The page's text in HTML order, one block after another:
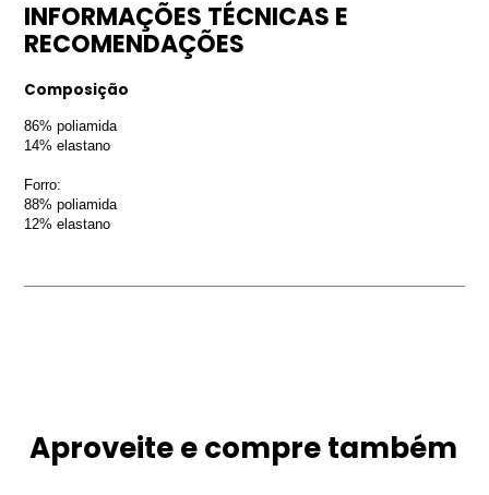
INFORMAÇÕES TÉCNICAS E
RECOMENDAÇÕES
Composição
86% poliamida
14% elastano
Forro:
88% poliamida
12% elastano
Aproveite e compre também